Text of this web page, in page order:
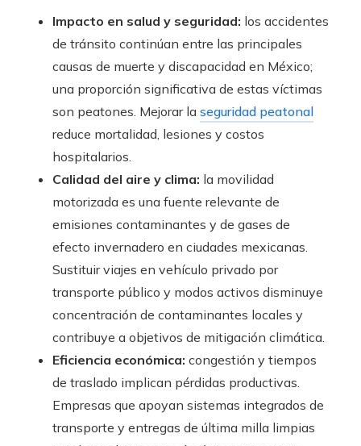
Impacto en salud y seguridad: los accidentes
de tránsito continúan entre las principales
causas de muerte y discapacidad en México;
una proporción significativa de estas víctimas
son peatones. Mejorar la seguridad peatonal
reduce mortalidad, lesiones y costos
hospitalarios.
Calidad del aire y clima: la movilidad
motorizada es una fuente relevante de
emisiones contaminantes y de gases de
efecto invernadero en ciudades mexicanas.
Sustituir viajes en vehículo privado por
transporte público y modos activos disminuye
concentración de contaminantes locales y
contribuye a objetivos de mitigación climática.
Eficiencia económica: congestión y tiempos
de traslado implican pérdidas productivas.
Empresas que apoyan sistemas integrados de
transporte y entregas de última milla limpias